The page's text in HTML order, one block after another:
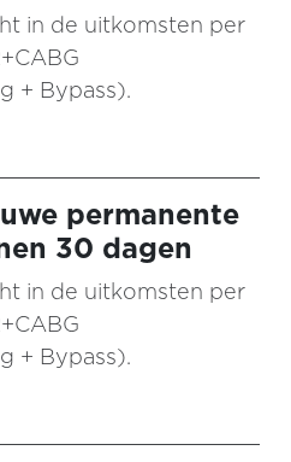
in de uitkomsten per
+ Bypass).
permanente
30 dagen
in de uitkomsten per
+ Bypass).